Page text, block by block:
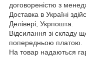
договореністю з
Доставка в Україні
Делівері, Укрпошта.
Відсилання зі складу
попередньою платою.
На товар надаються